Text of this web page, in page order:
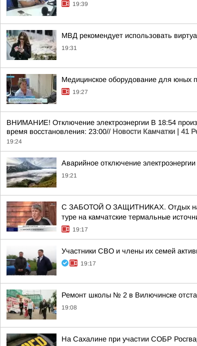
19:39
МВД рекомендует использовать
19:31
Медицинское оборудование для юных
19:27
ВНИМАНИЕ! Отключение электроэнергии В 18:54
время восстановления: 23:00// Новости Камчатки | 41
19:24
Аварийное отключение
19:21
С ЗАБОТОЙ О ЗАЩИТНИКАХ. Отдых на
туре на камчатские термальные
19:17
Участники СВО и члены их семей
19:17
Ремонт школы № 2 в Вилючинске
19:08
На Сахалине при участии СОБР